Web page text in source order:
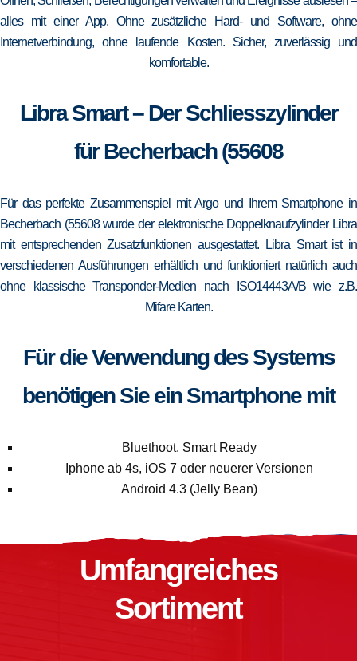
alles mit einer App. Ohne zusätzliche Hard- und Software, ohne
Internetverbindung, ohne laufende Kosten. Sicher, zuverlässig und
komfortable.
Libra Smart – Der Schliesszylinder
für Becherbach (55608
Für das perfekte Zusammenspiel mit Argo und Ihrem Smartphone in
Becherbach (55608 wurde der elektronische Doppelknaufzylinder Libra
mit entsprechenden Zusatzfunktionen ausgestattet. Libra Smart ist in
verschiedenen Ausführungen erhältlich und funktioniert natürlich auch
ohne klassische Transponder-Medien nach ISO14443A/B wie z.B.
Mifare Karten.
Für die Verwendung des Systems
benötigen Sie ein Smartphone mit
Bluethoot, Smart Ready
Iphone ab 4s, iOS 7 oder neuerer Versionen
Android 4.3 (Jelly Bean)
Umfangreiches
Sortiment